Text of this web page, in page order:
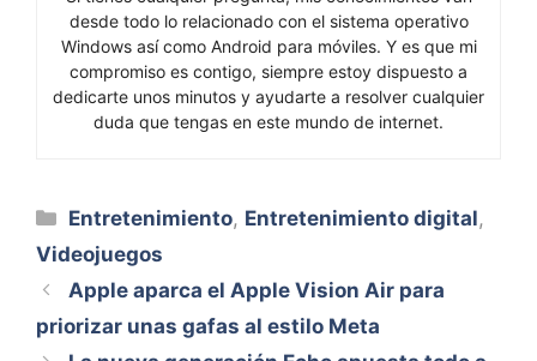
desde todo lo relacionado con el sistema operativo
Windows así como Android para móviles. Y es que mi
compromiso es contigo, siempre estoy dispuesto a
dedicarte unos minutos y ayudarte a resolver cualquier
duda que tengas en este mundo de internet.
Categorías
Entretenimiento, Entretenimiento digital,
Videojuegos
Apple aparca el Apple Vision Air para
priorizar unas gafas al estilo Meta